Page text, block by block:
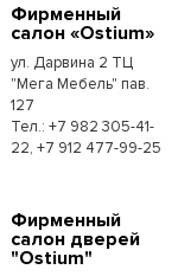
Фирменный
салон «Ostium»
ул. Дарвина 2 ТЦ
"Мега Мебель" пав.
127
Тел.: +7 982 305-41-
22, +7 912 477-99-25
Фирменный
салон дверей
"Ostium"